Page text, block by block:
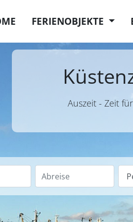
FERIENOBJEKTE
Auszeit - Zeit